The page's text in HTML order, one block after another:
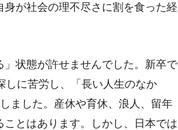
が社会の理不尽さに割を食った経
状態が許せませんでした。新卒で
しに苦労し、「長い人生のなか
ました。産休や育休、浪人、留年
とはあります。しかし、日本では